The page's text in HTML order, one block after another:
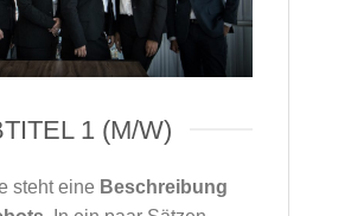
1 (M/W)
steht eine Beschreibung